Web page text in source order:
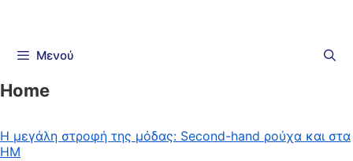
Μενού
Home
Η μεγάλη στροφή της μόδας: Second-hand ρούχα και στα
HM